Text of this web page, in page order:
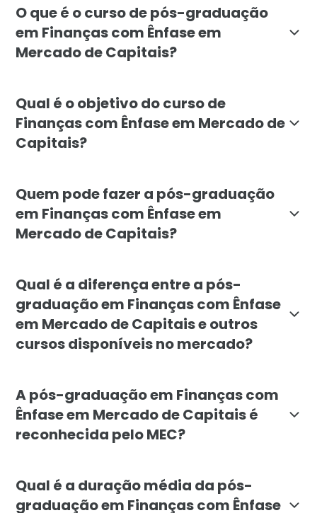
O que é o curso de pós-graduação
em Finanças com Ênfase em
Mercado de Capitais?
Qual é o objetivo do curso de
Finanças com Ênfase em Mercado de
Capitais?
Quem pode fazer a pós-graduação
em Finanças com Ênfase em
Mercado de Capitais?
Qual é a diferença entre a pós-
graduação em Finanças com Ênfase
em Mercado de Capitais e outros
cursos disponíveis no mercado?
A pós-graduação em Finanças com
Ênfase em Mercado de Capitais é
reconhecida pelo MEC?
Qual é a duração média da pós-
graduação em Finanças com Ênfase